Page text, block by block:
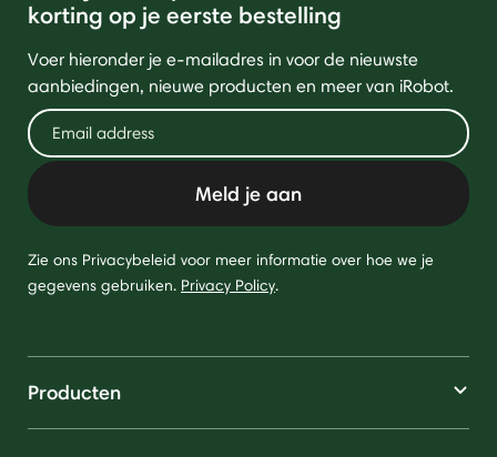
korting op je eerste bestelling
Voer hieronder je e-mailadres in voor de nieuwste
aanbiedingen, nieuwe producten en meer van iRobot.
Meld je aan
Zie ons Privacybeleid voor meer informatie over hoe we je
gegevens gebruiken. Privacy Policy.
Producten